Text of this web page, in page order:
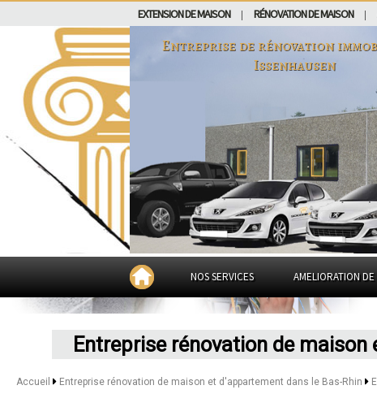
EXTENSION DE MAISON RÉNOVATION DE MAISON
Entreprise de rénovation
Issenhausen
NOS SERVICES AMELIORATION DE
Entreprise rénovation de
Accueil Entreprise rénovation de maison et d'appartement dans le Bas-Rhin